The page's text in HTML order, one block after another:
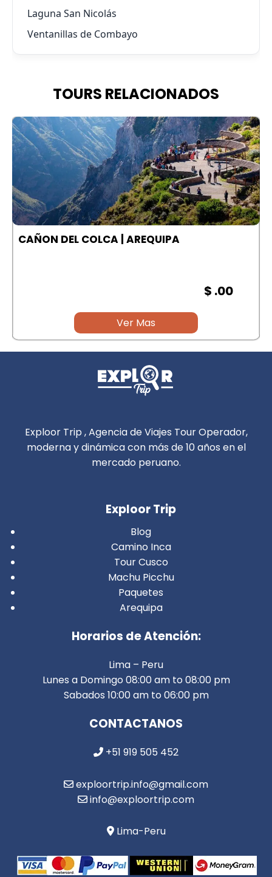
Laguna San Nicolás
Ventanillas de Combayo
TOURS RELACIONADOS
CAÑON DEL COLCA | AREQUIPA
$ .00
Ver Mas
Exploor Trip , Agencia de Viajes Tour Operador,
moderna y dinámica con más de 10 años en el
mercado peruano.
Exploor Trip
Blog
Camino Inca
Tour Cusco
Machu Picchu
Paquetes
Arequipa
Horarios de Atención:
Lima – Peru
Lunes a Domingo 08:00 am to 08:00 pm
Sabados 10:00 am to 06:00 pm
CONTACTANOS
+51 919 505 452
exploortrip.info@gmail.com
info@exploortrip.com
Lima-Peru